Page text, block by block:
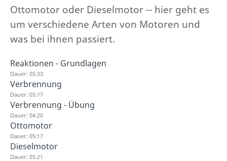
Ottomotor oder Dieselmotor -- hier geht es
um verschiedene Arten von Motoren und
was bei ihnen passiert.
Reaktionen - Grundlagen
Dauer: 05:33
Verbrennung
Dauer: 05:17
Verbrennung - Übung
Dauer: 04:20
Ottomotor
Dauer: 05:17
Dieselmotor
Dauer: 05:21